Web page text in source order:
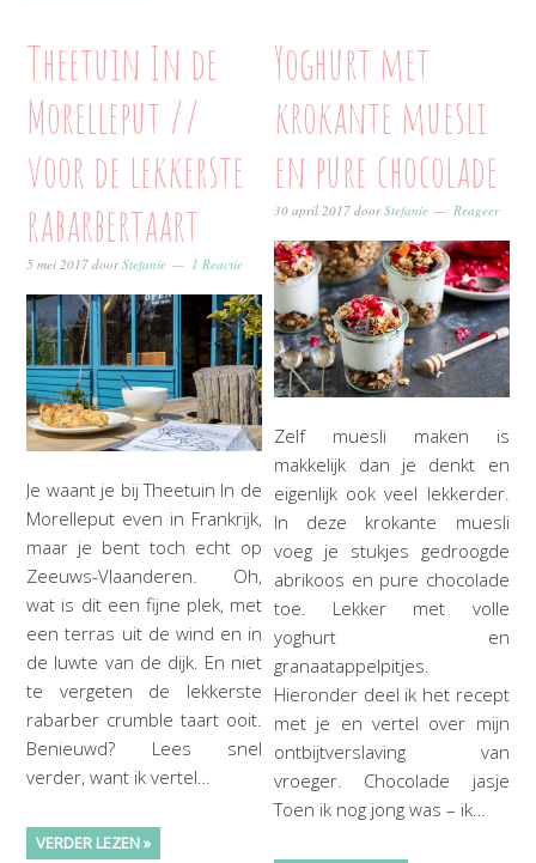
Theetuin In de
Morelleput //
voor de lekkerste
rabarbertaart
5 mei 2017 doorStefanie 1 Reactie
Je waant je bij Theetuin In de
Morelleput even in Frankrijk,
maar je bent toch echt op
Zeeuws-Vlaanderen. Oh,
wat is dit een fijne plek, met
een terras uit de wind en in
de luwte van de dijk. En niet
te vergeten de lekkerste
rabarber crumble taart ooit.
Benieuwd? Lees snel
verder, want ik vertel…
VERDER LEZEN »
Yoghurt met
krokante muesli
en pure chocolade
30 april 2017 doorStefanie Reageer
Zelf muesli maken is
makkelijk dan je denkt en
eigenlijk ook veel lekkerder.
In deze krokante muesli
voeg je stukjes gedroogde
abrikoos en pure chocolade
toe. Lekker met volle
yoghurt en
granaatappelpitjes.
Hieronder deel ik het recept
met je en vertel over mijn
ontbijtverslaving van
vroeger. Chocolade jasje
Toen ik nog jong was – ik…